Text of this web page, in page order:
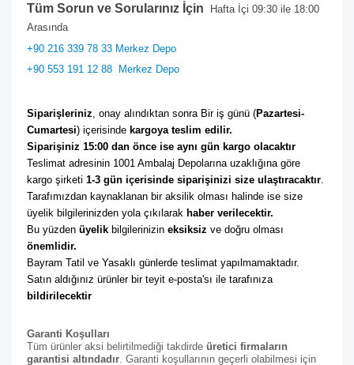
Tüm Sorun ve Sorularınız İçin Hafta İçi 09:30 ile 18:00
Arasında
+90 216 339 78 33 Merkez Depo
+90 553 191 12 88 Merkez Depo
Siparişleriniz, onay alındıktan sonra Bir iş günü (Pazartesi-
Cumartesi) içerisinde kargoya teslim edilir.
Siparişiniz 15:00 dan önce ise aynı gün kargo olacaktır
Teslimat adresinin 1001 Ambalaj Depolarına uzaklığına göre
kargo şirketi 1-3 gün içerisinde siparişinizi size ulaştıracaktır.
Tarafımızdan kaynaklanan bir aksilik olması halinde ise size
üyelik bilgilerinizden yola çıkılarak haber verilecektir.
Bu yüzden üyelik bilgilerinizin eksiksiz
önemlidir.
Bayram Tatil ve Yasaklı günlerde teslimat yapılmamaktadır.
Satın aldığınız ürünler bir teyit e-posta'sı ile tarafınıza
bildirilecektir
Garanti Koşulları
Tüm ürünler aksi belirtilmediği takdirde üretici firmaların
garantisi altındadır. Garanti koşullarının geçerli olabilmesi için